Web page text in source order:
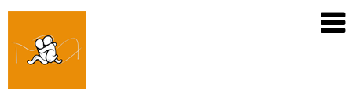
Skip
content